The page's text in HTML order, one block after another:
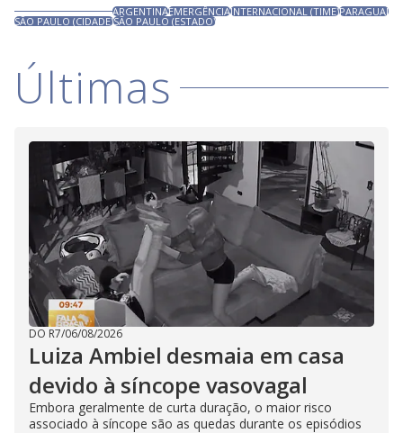
ARGENTINAEMERGÊNCIAINTERNACIONAL (TIME)PARAGUAI
SÃO PAULO (CIDADE)SÃO PAULO (ESTADO)
Últimas
DO R7/06/08/2026
Luiza Ambiel desmaia em casa
devido à síncope vasovagal
Embora geralmente de curta duração, o maior risco
associado à síncope são as quedas durante os episódios